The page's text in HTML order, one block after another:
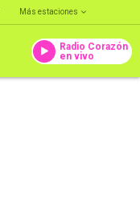
Más estaciones
Radio Corazón
en vivo